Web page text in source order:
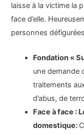
laisse à la victime la
face d’elle.
personnes
Fondation «
une demande
traitements
d’abus, de
Face à face :
domestique: